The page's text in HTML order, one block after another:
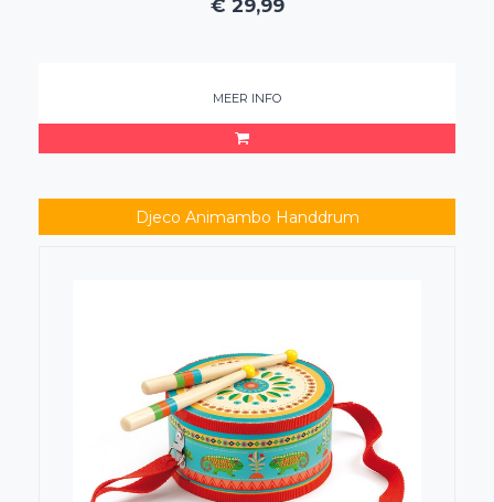
€ 29,99
MEER INFO
Djeco Animambo Handdrum